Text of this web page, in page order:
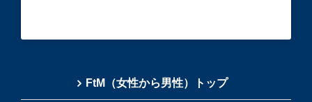
FtM（女性から男性）トップ